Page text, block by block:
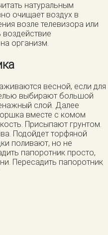
натуральным
очищает воздух в
возле телевизора или
организм.
весной, если для
выбирают большой
слой. Далее
вместе с комом
Присыпают грунтом.
Подойдет торфяной
поливают, но не
папоротник просто,
Пересадить папоротник